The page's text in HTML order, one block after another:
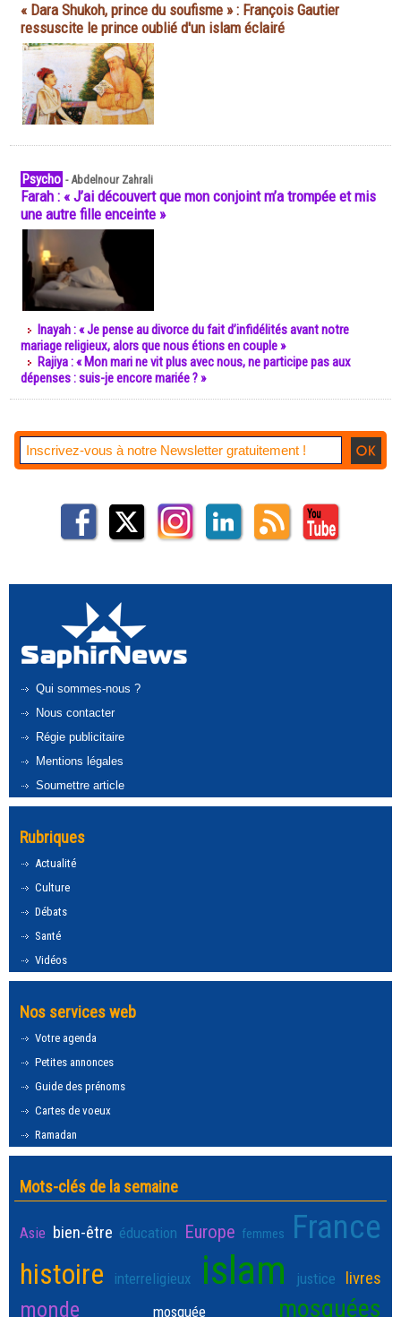
« Dara Shukoh, prince du soufisme » : François Gautier
ressuscite le prince oublié d'un islam éclairé
Psycho -Abdelnour Zahrali
Farah : « J’ai découvert que mon conjoint m’a trompée et mis
une autre fille enceinte »
Inayah : « Je pense au divorce du fait d’infidélités avant notre
mariage religieux, alors que nous étions en couple »
Rajiya : « Mon mari ne vit plus avec nous, ne participe pas aux
dépenses : suis-je encore mariée ? »
Qui sommes-nous ?
Nous contacter
Régie publicitaire
Mentions légales
Soumettre article
Rubriques
Actualité
Culture
Débats
Santé
Vidéos
Nos services web
Votre agenda
Petites annonces
Guide des prénoms
Cartes de voeux
Ramadan
Mots-clés de la semaine
Asie bien-être éducation Europe femmes France
histoire interreligieux islam justice livres
monde mosquée mosquées